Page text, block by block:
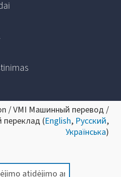
/ VMI Машинный перевод /
(English, Русский,
Українська)